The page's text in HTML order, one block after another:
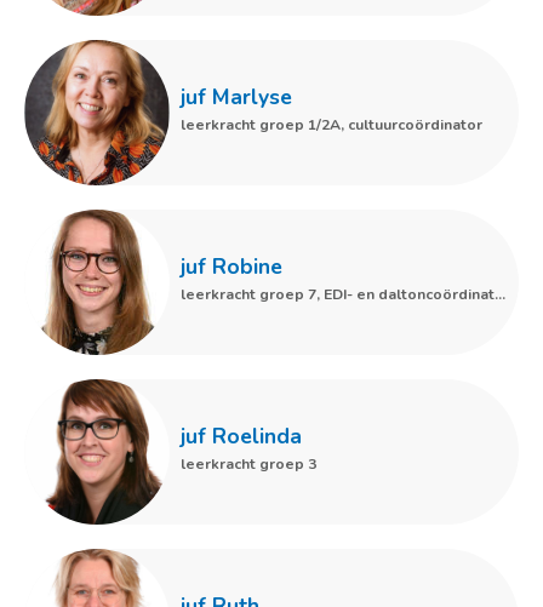
juf Marlyse
leerkracht groep 1/2A, cultuurcoördinator
juf Robine
leerkracht groep 7, EDI- en daltoncoördinator, ICT-coördinator
juf Roelinda
leerkracht groep 3